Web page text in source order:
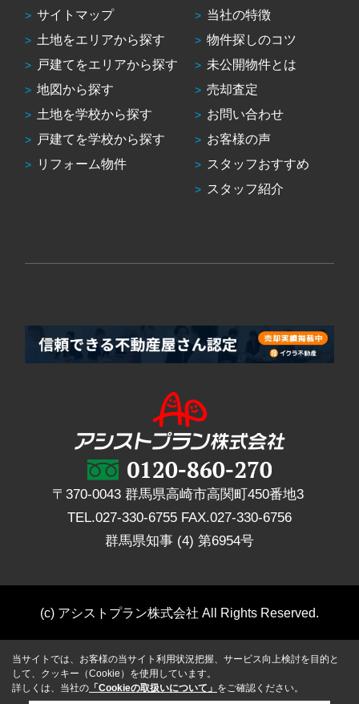
サイトマップ
土地をエリアから探す
戸建てをエリアから探す
地図から探す
土地を学校から探す
戸建てを学校から探す
リフォーム物件
当社の特徴
物件探しのコツ
未公開物件とは
売却査定
お問い合わせ
お客様の声
スタッフおすすめ
スタッフ紹介
〒370-0043 群馬県高崎市高関町450番地3
TEL.027-330-6755 FAX.027-330-6756
群馬県知事 (4) 第6954号
(c) アシストプラン株式会社 All Rights Reserved.
当サイトでは、お客様の当サイト利用状況把握、サービス向上検討を目的と
して、クッキー（Cookie）を使用しています。
詳しくは、当社の 「Cookieの取扱いについて」 をご確認ください。